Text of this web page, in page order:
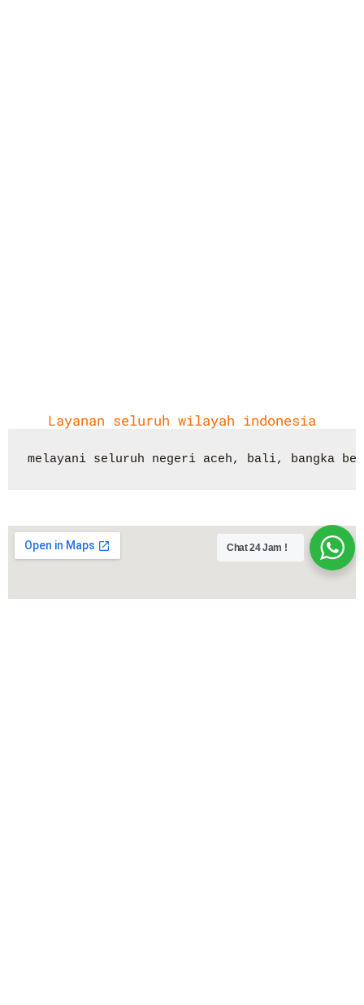
Layanan seluruh wilayah indonesia
melayani seluruh negeri aceh, bali, bangka
Chat 24 Jam !